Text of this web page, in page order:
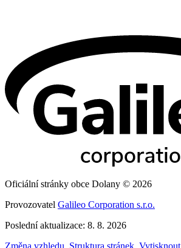
Oficiální stránky obce Dolany © 2026
Provozovatel Galileo Corporation s.r.o.
Poslední aktualizace: 8. 8. 2026
Změna vzhledu Struktura stránek Vytisknout